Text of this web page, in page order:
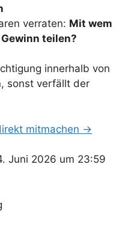
verraten: Mit wem
teilen?
innerhalb von
sonst verfällt der
mitmachen →
Juni 2026 um 23:59